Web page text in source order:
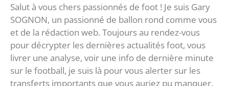
Salut à vous chers passionnés de foot ! Je suis Gary
SOGNON, un passionné de ballon rond comme vous
et de la rédaction web. Toujours au rendez-vous
pour décrypter les dernières actualités foot, vous
livrer une analyse, voir une info de dernière minute
sur le football, je suis là pour vous alerter sur les
transferts importants que vous auriez pu manquer.